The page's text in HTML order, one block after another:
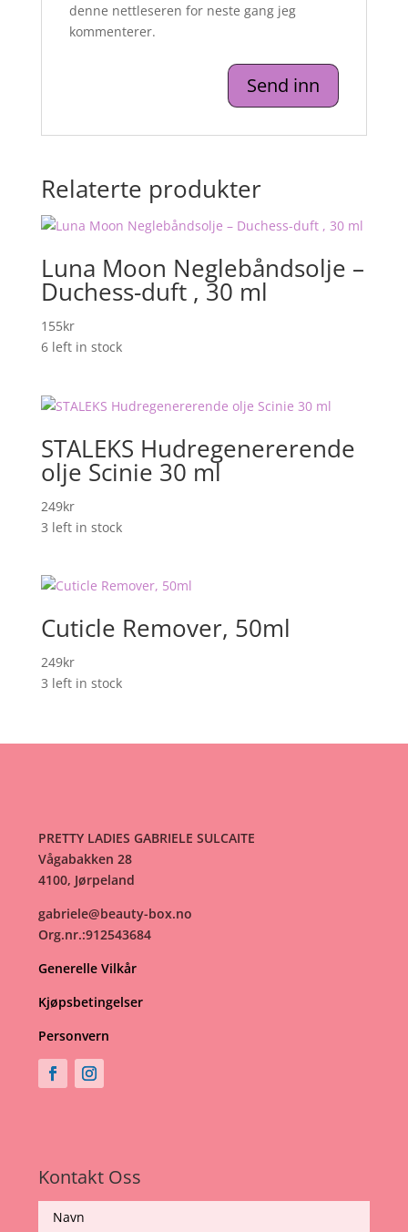
denne nettleseren for neste gang jeg
kommenterer.
Relaterte produkter
Luna Moon Neglebåndsolje –
Duchess-duft , 30 ml
155kr
6 left in stock
STALEKS Hudregenererende
olje Scinie 30 ml
249kr
3 left in stock
Cuticle Remover, 50ml
249kr
3 left in stock
PRETTY LADIES GABRIELE SULCAITE
Vågabakken 28
4100, Jørpeland
gabriele@beauty-box.no
Org.nr.:912543684
Generelle Vilkår
Kjøpsbetingelser
Personvern
Kontakt Oss